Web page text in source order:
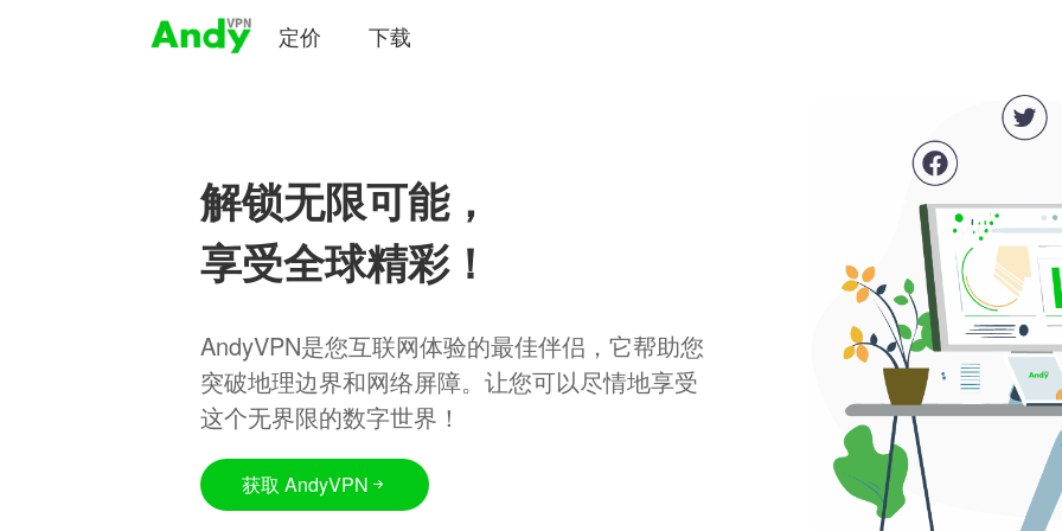
定价 下载
解锁无限可能，
享受全球精彩！
AndyVPN是您互联网体验的最佳伴侣，它帮助您
突破地理边界和网络屏障。让您可以尽情地享受
这个无界限的数字世界！
获取 AndyVPN